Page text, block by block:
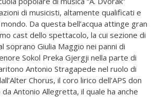
di musicisti, altamente qualificati e
Da questa bell’acqua attinge gran
cast dello spettacolo, la cui sezione di
soprano Giulia Maggio nei panni di
Sokol Preka Gjergji nella parte di
Antonio Stragapede nel ruolo di
Chorus, il coro lirico dell’APS don
Antonio Allegretta, il quale ha anche